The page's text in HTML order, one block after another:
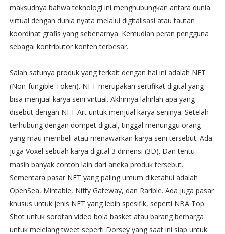
maksudnya bahwa teknologi ini menghubungkan antara dunia
virtual dengan dunia nyata melalui digitalisasi atau tautan
koordinat grafis yang sebenarnya. Kemudian peran pengguna
sebagai kontributor konten terbesar.
Salah satunya produk yang terkait dengan hal ini adalah NFT
(Non-fungible Token). NFT merupakan sertifikat digital yang
bisa menjual karya seni virtual. Akhirnya lahirlah apa yang
disebut dengan NFT Art untuk menjual karya seninya. Setelah
terhubung dengan dompet digital, tinggal menunggu orang
yang mau membeli atau menawarkan karya seni tersebut. Ada
juga Voxel sebuah karya digital 3 dimensi (3D). Dan tentu
masih banyak contoh lain dari aneka produk tersebut.
Sementara pasar NFT yang paling umum diketahui adalah
OpenSea, Mintable, Nifty Gateway, dan Rarible. Ada juga pasar
khusus untuk jenis NFT yang lebih spesifik, seperti NBA Top
Shot untuk sorotan video bola basket atau barang berharga
untuk melelang tweet seperti Dorsey yang saat ini siap untuk